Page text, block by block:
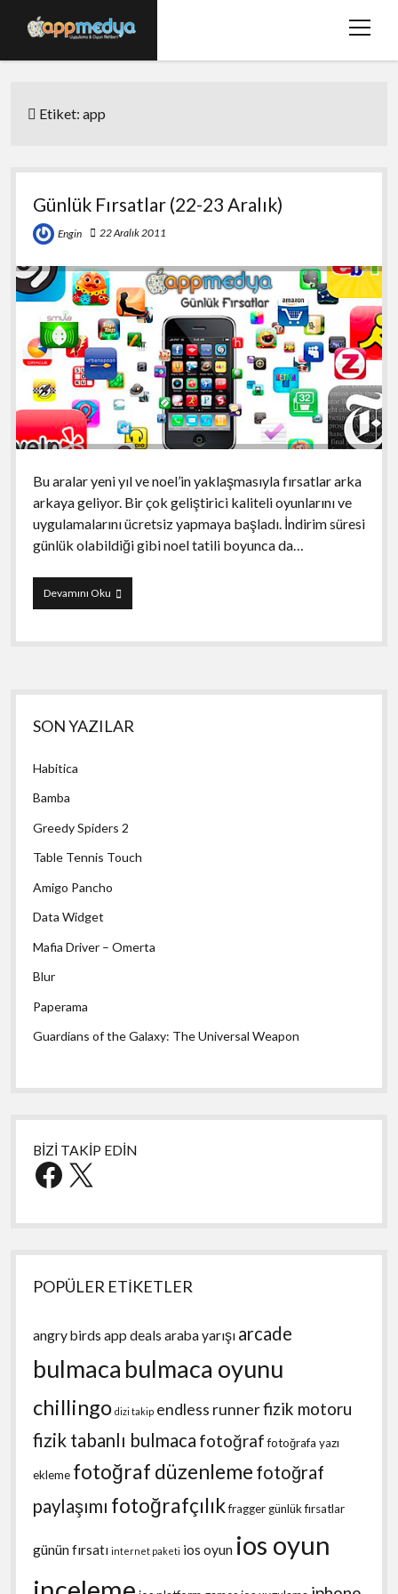
menüyü
Hakkımızda
twitterfacebook
Etiket:app
Günlük Fırsatlar (22-23 Aralık)
Engin 22 Aralık 2011
Bu aralar yeni yıl ve noel’in yaklaşmasıyla fırsatlar arka
arkaya geliyor. Bir çok geliştirici kaliteli oyunlarını ve
uygulamalarını ücretsiz yapmaya başladı. İndirim süresi
günlük olabildiği gibi noel tatili boyunca da…
Devamını OkuGünlük
Fırsatlar
23
Yan
Menü
SON YAZILAR
Habitica
Bamba
Greedy Spiders 2
Table Tennis Touch
Amigo Pancho
Data Widget
Mafia Driver – Omerta
Blur
Paperama
Guardians of the Galaxy: The Universal Weapon
BİZİ TAKİP EDİN
Facebook
X
POPÜLER ETİKETLER
angry birds app deals araba yarışı arcade
bulmaca bulmaca oyunu
chillingo dizi takip endless runnerfizik motoru
fizik tabanlı bulmaca fotoğraf fotoğrafa yazı
ekleme fotoğraf düzenleme fotoğraf
paylaşımı fotoğrafçılıkfraggergünlük fırsatlar
günün fırsatı internet paketi ios oyun ios oyun